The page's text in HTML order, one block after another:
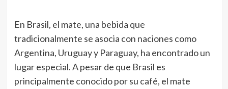
En Brasil, el mate, una bebida que
tradicionalmente se asocia con naciones como
Argentina, Uruguay y Paraguay, ha encontrado un
lugar especial. A pesar de que Brasil es
principalmente conocido por su café, el mate